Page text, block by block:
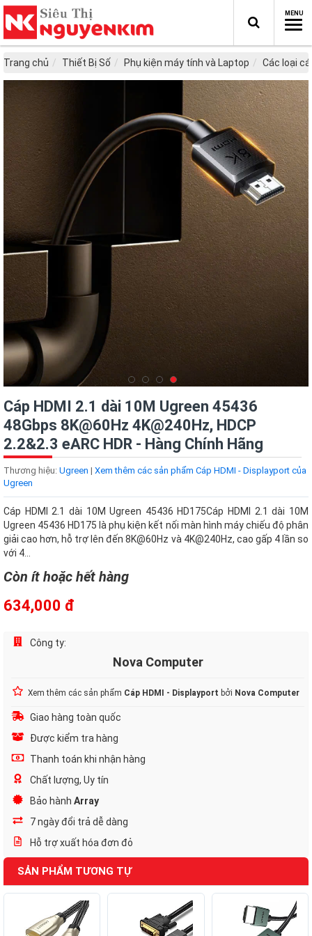
Trang chủ Thiết Bị Số Phụ kiện máy tính và Laptop Các loại
Cáp HDMI 2.1 dài 10M Ugreen 45436
48Gbps 8K@60Hz 4K@240Hz, HDCP
2.2&2.3 eARC HDR - Hàng Chính Hãng
Thương hiệu: Ugreen | Xem thêm các sản phẩm Cáp HDMI - Displayport của
Ugreen
Cáp HDMI 2.1 dài 10M Ugreen 45436 HD175Cáp HDMI 2.1 dài 10M
Ugreen 45436 HD175 là phụ kiện kết nối màn hình máy chiếu độ phân
giải cao hơn, hỗ trợ lên đến 8K@60Hz và 4K@240Hz, cao gấp 4 lần so
với 4...
Còn ít hoặc hết hàng
634,000 đ
Công ty:
Nova Computer
Xem thêm các sản phẩm Cáp HDMI - Displayport bởi Nova Computer
Giao hàng toàn quốc
Được kiểm tra hàng
Thanh toán khi nhận hàng
Chất lượng, Uy tín
Bảo hành Array
7 ngày đổi trả dễ dàng
Hỗ trợ xuất hóa đơn đỏ
SẢN PHẨM TƯƠNG TỰ